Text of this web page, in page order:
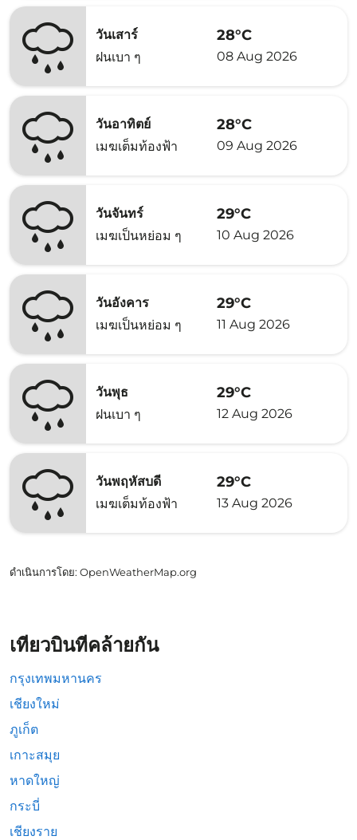
วันเสาร์
ฝนเบา ๆ
28°C
08 Aug 2026
วันอาทิตย์
เมฆเต็มท้องฟ้า
28°C
09 Aug 2026
วันจันทร์
เมฆเป็นหย่อม ๆ
29°C
10 Aug 2026
วันอังคาร
เมฆเป็นหย่อม ๆ
29°C
11 Aug 2026
วันพุธ
ฝนเบา ๆ
29°C
12 Aug 2026
วันพฤหัสบดี
เมฆเต็มท้องฟ้า
29°C
13 Aug 2026
ดำเนินการโดย: OpenWeatherMap.org
เที่ยวบินที่คล้ายกัน
กรุงเทพมหานคร
เชียงใหม่
ภูเก็ต
เกาะสมุย
หาดใหญ่
กระบี่
เชียงราย